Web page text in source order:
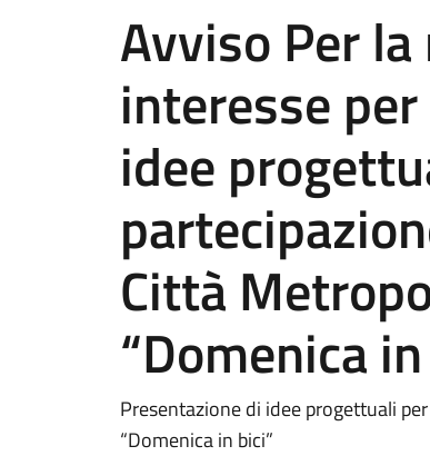
Avviso Per
interesse
idee
Città
“Domenica
Presentazione di idee progettuali
“Domenica in bici”